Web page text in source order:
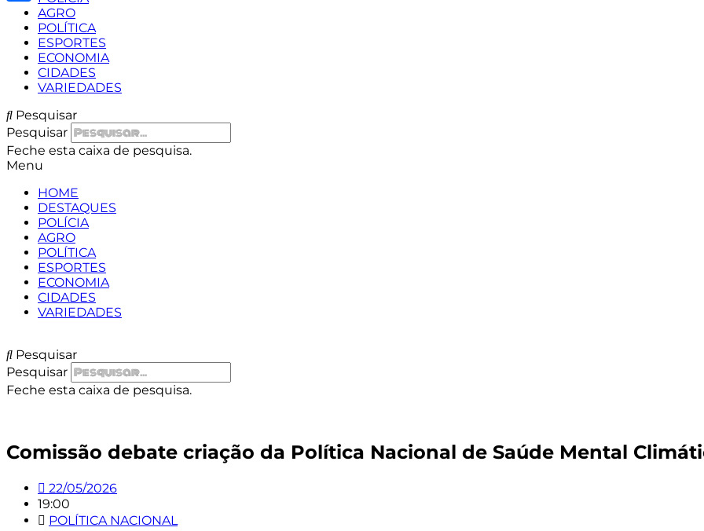
AGRO
POLÍTICA
ESPORTES
ECONOMIA
CIDADES
VARIEDADES
Pesquisar
Pesquisar
Feche esta caixa de pesquisa.
Menu
HOME
DESTAQUES
POLÍCIA
AGRO
POLÍTICA
ESPORTES
ECONOMIA
CIDADES
VARIEDADES
Pesquisar
Pesquisar
Feche esta caixa de pesquisa.
Comissão debate criação da Política Nacional de Saúde Mental
22/05/2026
19:00
POLÍTICA NACIONAL
Share